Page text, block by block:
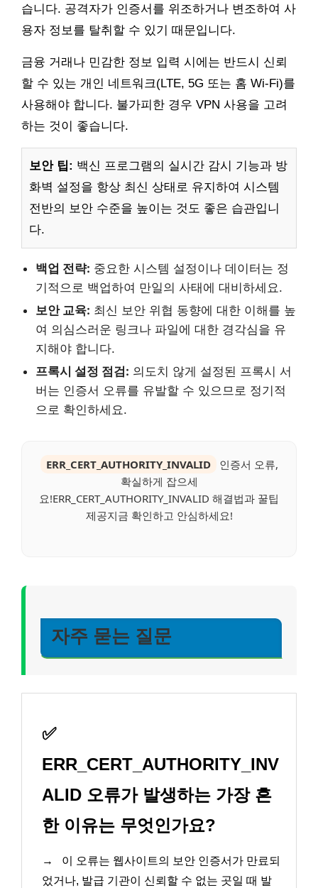
습니다. 공격자가 인증서를 위조하거나 변조하여 사
용자 정보를 탈취할 수 있기 때문입니다.
금융 거래나 민감한 정보 입력 시에는 반드시 신뢰
할 수 있는 개인 네트워크(LTE, 5G 또는 홈 Wi-Fi)를
사용해야 합니다. 불가피한 경우 VPN 사용을 고려
하는 것이 좋습니다.
보안 팁: 백신 프로그램의 실시간 감시 기능과 방
화벽 설정을 항상 최신 상태로 유지하여 시스템
전반의 보안 수준을 높이는 것도 좋은 습관입니
다.
백업 전략: 중요한 시스템 설정이나 데이터는 정
기적으로 백업하여 만일의 사태에 대비하세요.
보안 교육: 최신 보안 위협 동향에 대한 이해를 높
여 의심스러운 링크나 파일에 대한 경각심을 유
지해야 합니다.
프록시 설정 점검: 의도치 않게 설정된 프록시 서
버는 인증서 오류를 유발할 수 있으므로 정기적
으로 확인하세요.
ERR_CERT_AUTHORITY_INVALID
인증서 오류,
확실하게 잡으세
요!ERR_CERT_AUTHORITY_INVALID 해결법과 꿀팁
제공지금 확인하고 안심하세요!
자주 묻는 질문
✅
ERR_CERT_AUTHORITY_INV
ALID 오류가 발생하는 가장 흔
한 이유는 무엇인가요?
→
이 오류는 웹사이트의 보안 인증서가 만료되
었거나, 발급 기관이 신뢰할 수 없는 곳일 때 발